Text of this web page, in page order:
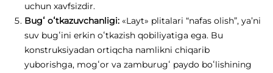
uchun xavfsizdir.
Bugʻ oʻtkazuvchanligi: «Layt» plitalari “nafas olish”, ya’ni
suv bugʻini erkin oʻtkazish qobiliyatiga ega. Bu
konstruksiyadan ortiqcha namlikni chiqarib
yuborishga, mogʻor va zamburugʻ paydo boʻlishining